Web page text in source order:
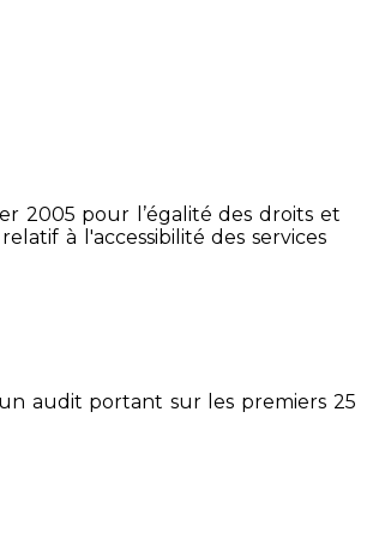
2005 pour l’égalité des droits et
à l'accessibilité des services
audit portant sur les premiers 25